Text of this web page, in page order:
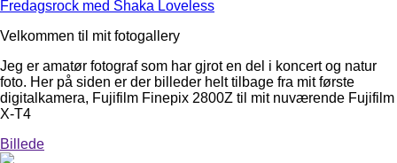
Fredagsrock med Shaka Loveless
Velkommen til mit fotogallery
Jeg er amatør fotograf som har gjrot en del i koncert og natur
foto. Her på siden er der billeder helt tilbage fra mit første
digitalkamera, Fujifilm Finepix 2800Z til mit nuværende Fujifilm
X-T4
Billede